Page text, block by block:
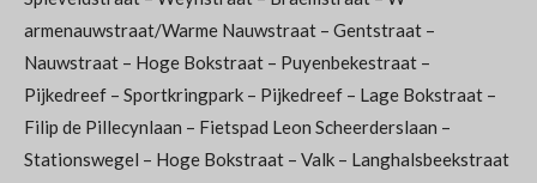
armenauwstraat/Warme Nauwstraat – Gentstraat –
Nauwstraat – Hoge Bokstraat – Puyenbekestraat –
Pijkedreef – Sportkringpark – Pijkedreef – Lage Bokstraat –
Filip de Pillecynlaan – Fietspad Leon Scheerderslaan –
Stationswegel – Hoge Bokstraat – Valk – Langhalsbeekstraat